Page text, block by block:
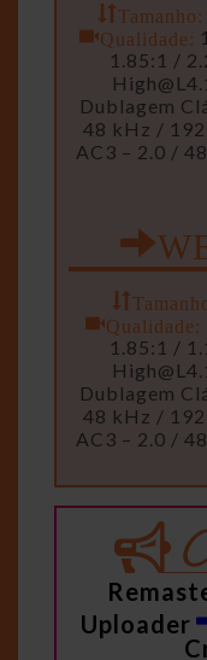
Tamanho:
Qualidade:
1.85:1 /
Dublagem
48 kHz /
AC3 – 2.0 /
Qualidade:
1.85:1 /
Dublagem
48 kHz /
AC3 – 2.0 /
Uploader